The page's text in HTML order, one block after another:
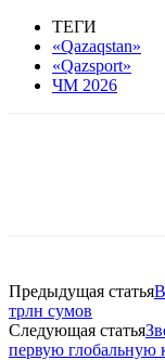
ТЕГИ
«Qazaqstan»
«Qazsport»
ЧМ 2026
Предыдущая статья
трлн сумов
Следующая статья
первую